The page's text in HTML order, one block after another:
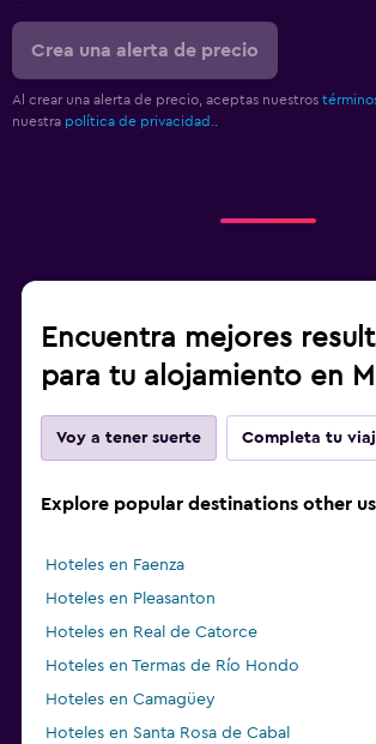
Crea una alerta de precio
Al crear una alerta de precio, aceptas nuestros
nuestra política de privacidad.
Encuentra mejores
para tu alojamiento en
Voy a tener suerte Completa tu
Explore popular destinations other
Hoteles en Faenza
Hoteles en Pleasanton
Hoteles en Real de Catorce
Hoteles en Termas de Río Hondo
Hoteles en Camagüey
Hoteles en Santa Rosa de Cabal